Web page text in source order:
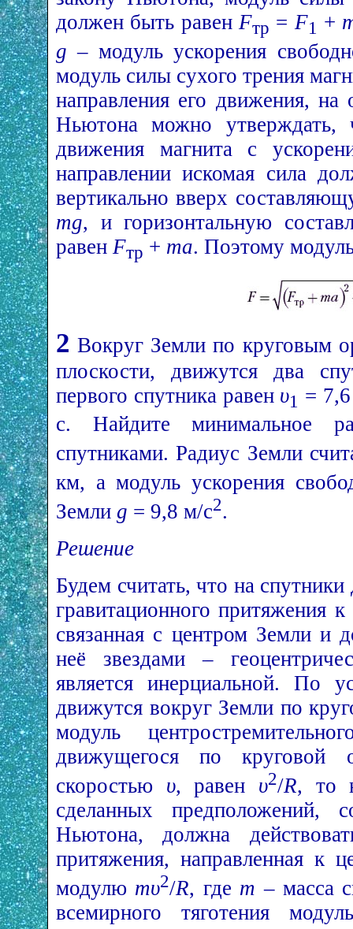
должен быть равен Fтр = F1 +
g – модуль ускорения
модуль силы сухого трения
направления его движения, на
Ньютона можно утверждать,
движения магнита с
направлении искомая сила
вертикально вверх
mg, и горизонтальную
равен Fтр + ma. Поэтому
2 Вокруг Земли по круговым
плоскости, движутся два
первого спутника равен υ1 =
с. Найдите минимальное
спутниками. Радиус Земли
км, а модуль ускорения
Земли g = 9,8 м/с2.
Решение
Будем считать, что на
гравитационного притяжения
связанная с центром Земли и
неё звездами –
является инерциальной. По
движутся вокруг Земли по
модуль
движущегося по круговой
скоростью υ, равен υ2/R, то
сделанных предположений,
Ньютона, должна
притяжения, направленная к
модулю mυ2/R, где m – масса
всемирного тяготения